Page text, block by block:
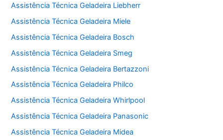
Assistência Técnica Geladeira Liebherr
Assistência Técnica Geladeira Miele
Assistência Técnica Geladeira Bosch
Assistência Técnica Geladeira Smeg
Assistência Técnica Geladeira Bertazzoni
Assistência Técnica Geladeira Philco
Assistência Técnica Geladeira Whirlpool
Assistência Técnica Geladeira Panasonic
Assistência Técnica Geladeira Midea